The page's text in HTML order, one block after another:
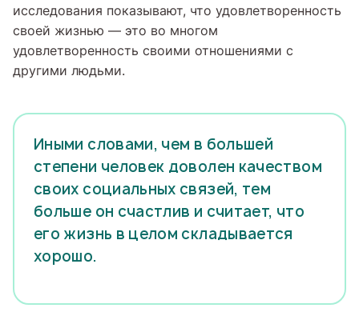
исследования показывают, что удовлетворенность
своей жизнью — это во многом
удовлетворенность своими отношениями с
другими людьми.
Иными словами, чем в большей
степени человек доволен качеством
своих социальных связей, тем
больше он счастлив и считает, что
его жизнь в целом складывается
хорошо.